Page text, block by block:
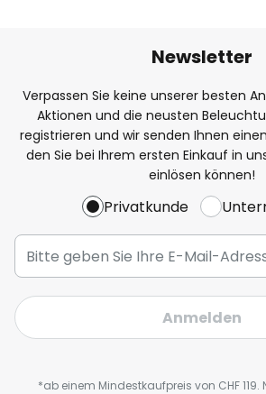
Newsletter
Verpassen Sie keine unserer besten
Aktionen und die neusten
registrieren und wir senden Ihnen einen
den Sie bei Ihrem ersten Einkauf in
einlösen können!
Privatkunde
Anmelden
*ab einem Mindestkaufpreis von CHF